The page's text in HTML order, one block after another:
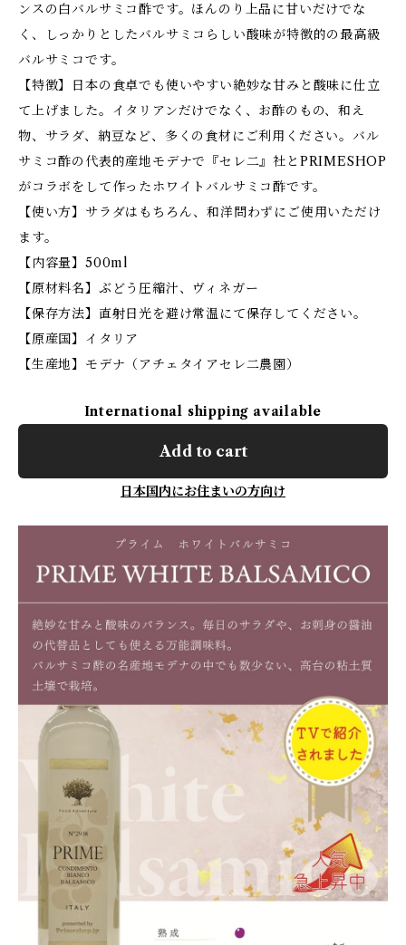
ンスの白バルサミコ酢です。ほんのり上品に甘いだけでな
く、しっかりとしたバルサミコらしい酸味が特徴的の最高級
バルサミコです。
【特徴】日本の食卓でも使いやすい絶妙な甘みと酸味に仕立
て上げました。イタリアンだけでなく、お酢のもの、和え
物、サラダ、納豆など、多くの食材にご利用ください。バル
サミコ酢の代表的産地モデナで『セレ二』社とPRIMESHOP
がコラボをして作ったホワイトバルサミコ酢です。
【使い方】サラダはもちろん、和洋問わずにご使用いただけ
ます。
【内容量】500ml
【原材料名】ぶどう圧縮汁、ヴィネガー
【保存方法】直射日光を避け常温にて保存してください。
【原産国】イタリア
【生産地】モデナ（アチェタイアセレ二農園）
International shipping available
Add to cart
日本国内にお住まいの方向け